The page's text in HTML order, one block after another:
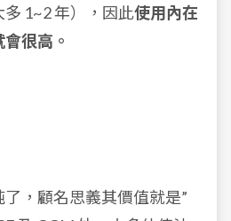
1~2 年），因此使用內在
很高。
，顧名思義其價值就是”